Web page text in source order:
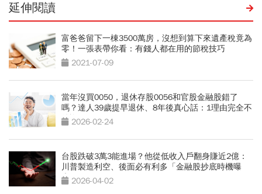
延伸閱讀
富爸爸留下一棟3500萬房，沒想到算下來遺產稅竟為
零！一張表帶你看：有錢人都在用的節稅技巧
2021-07-09
當年沒買0050，退休存股0056和官股金融股錯了
嗎？達人39歲提早退休、8年後真心話：1理由完全不
後悔2026-02-24
台股跌破3萬3能進場？他從低收入戶翻身賺近2億：
川普製造利空、後面必有利多「金融股抄底時機曝
光」2026-04-02